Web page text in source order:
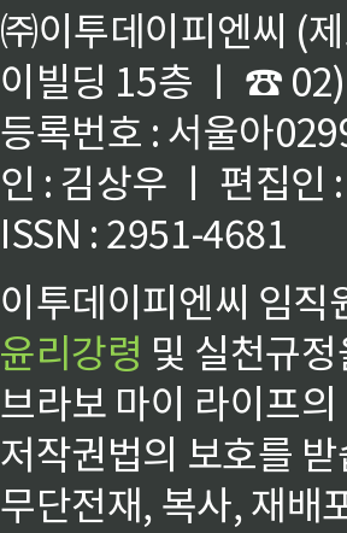
㈜이투데이피엔씨 (
이빌딩 15층 ㅣ ☎
등록번호 : 서울아
인 : 김상우 ㅣ 편집인
ISSN : 2951-4681
이투데이피엔씨 임
윤리강령 및 실천규
브라보 마이 라이프
저작권법의 보호를
무단전재, 복사, 재배